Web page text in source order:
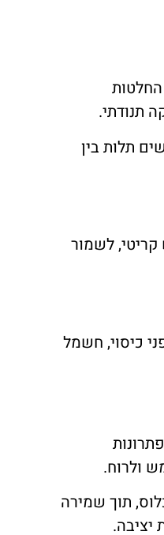
תנודתי.
תלות בין
לשמור
כיסוי, חשמל
ולרוח.
תוך שמירה
יציבה.